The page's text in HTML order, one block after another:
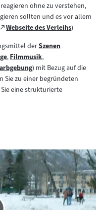
ohne zu verstehen,
sollten und es vor allem
Zum
Inhalt:
Webseite des Verleihs
(öffnet
)
derZum
Inhalt:
Szenen
,Zum
Inhalt:
Filmmusik,
) mit Bezug auf die
Sie zu einer begründeten
eine strukturierte